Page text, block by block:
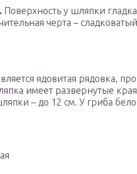
Поверхность у шляпки
черта –
ядовитая рядовка,
имеет развернутые
– до 12 см. У гриба